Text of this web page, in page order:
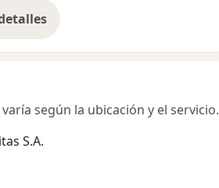
la dirección
según la ubicación y el servicio.
S.A.